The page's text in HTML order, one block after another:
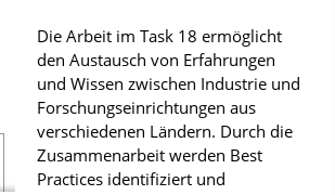
s
z
u
r
P
Die Arbeit im Task 18 ermöglicht
den Austausch von Erfahrungen
und Wissen zwischen Industrie und
Forschungseinrichtungen aus
verschiedenen Ländern. Durch die
Zusammenarbeit werden Best
Practices identifiziert und